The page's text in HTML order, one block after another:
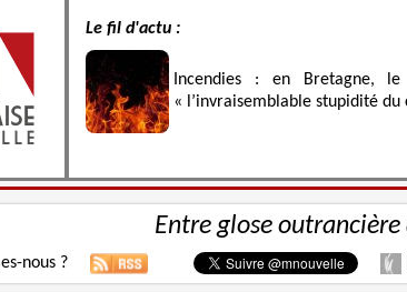
Le fil d'actu :
Incendies : en Bretagne, le
« l’invraisemblable stupidité du
Entre glose
nous ?